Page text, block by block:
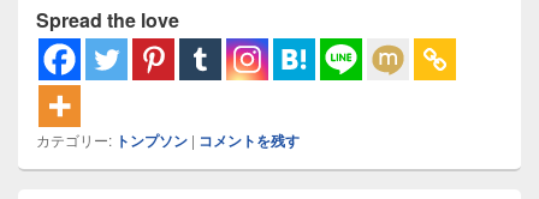
Spread the love
カテゴリー: トンプソン | コメントを残す